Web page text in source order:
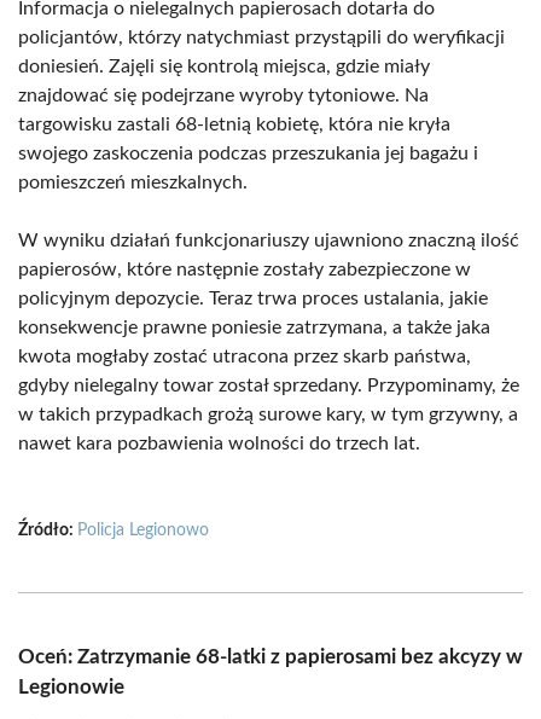
Informacja o nielegalnych papierosach dotarła do
policjantów, którzy natychmiast przystąpili do weryfikacji
doniesień. Zajęli się kontrolą miejsca, gdzie miały
znajdować się podejrzane wyroby tytoniowe. Na
targowisku zastali 68-letnią kobietę, która nie kryła
swojego zaskoczenia podczas przeszukania jej bagażu i
pomieszczeń mieszkalnych.
W wyniku działań funkcjonariuszy ujawniono znaczną ilość
papierosów, które następnie zostały zabezpieczone w
policyjnym depozycie. Teraz trwa proces ustalania, jakie
konsekwencje prawne poniesie zatrzymana, a także jaka
kwota mogłaby zostać utracona przez skarb państwa,
gdyby nielegalny towar został sprzedany. Przypominamy, że
w takich przypadkach grożą surowe kary, w tym grzywny, a
nawet kara pozbawienia wolności do trzech lat.
Źródło: Policja Legionowo
Oceń: Zatrzymanie 68-latki z papierosami bez akcyzy w
Legionowie